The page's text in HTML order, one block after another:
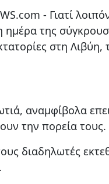
- Γιατί
ημέρα της
στη Λιβύη,
αναμφίβολα
την πορεία τους.
διαδηλωτές